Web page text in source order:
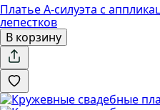
Платье А-силуэта с
лепестков
В корзину